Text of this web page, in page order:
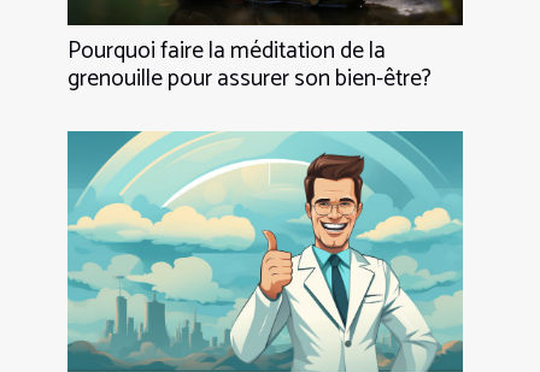
Pourquoi faire la méditation de la
grenouille pour assurer son bien-être?